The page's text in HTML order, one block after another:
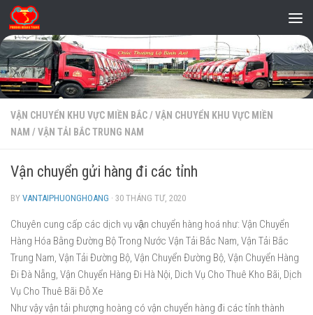
Skip to content
VẬN CHUYỂN KHU VỰC MIỀN BẮC/ VẬN CHUYỂN KHU VỰC MIỀN
NAM / VẬN TẢI BẮC TRUNG NAM
Vận chuyển gửi hàng đi các tỉnh
BY VANTAIPHUONGHOANG · 30 THÁNG TƯ, 2020
Chuyên cung cấp các dịch vụ vận chuyển hàng hoá như: Vận Chuyển
Hàng Hóa Bằng Đường Bộ Trong Nước Vận Tải Bắc Nam, Vận Tải Bắc
Trung Nam, Vận Tải Đường Bộ, Vận Chuyển Đường Bộ, Vận Chuyển Hàng
Đi Đà Nẵng, Vận Chuyển Hàng Đi Hà Nội, Dich Vụ Cho Thuê Kho Bãi, Dịch
Vụ Cho Thuê Bãi Đỗ Xe
Như vậy vận tải phượng hoàng có vận chuyển hàng đi các tỉnh thành